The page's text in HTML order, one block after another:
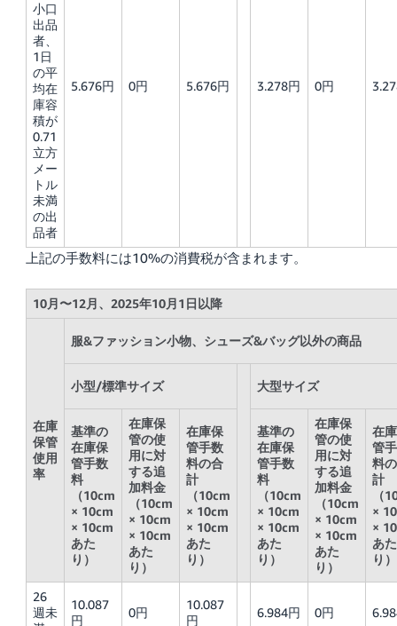
小口
出品
者、
1日
の平
均在
庫容
積が
0.71
立方
メー
トル
未満
の出
品者
5.676円 0円 5.676円 3.278円 0円
上記の手数料には10%の消費税が含まれます。
10月〜12月、2025年10月1日以降
在庫
保管
使用
率
服&ファッション小物、シューズ&バッグ以外の商品
小型/標準サイズ 大型サイズ
基準の
在庫保
管手数
料
（10cm
× 10cm
× 10cm
あた
り）
在庫保
管の使
用に対
する追
加料金
（10cm
× 10cm
× 10cm
あた
り）
在庫保
管手数
料の合
計
（10cm
× 10cm
× 10cm
あた
り）
基準の
在庫保
管手数
料
（10cm
× 10cm
× 10cm
あた
り）
在庫保
管の使
用に対
する追
加料金
（10cm
× 10cm
× 10cm
あた
り）
在
管
料
計
（
×
×
あた
り）
26
週未
10.087
円
0円
10.087
円
6.984円 0円